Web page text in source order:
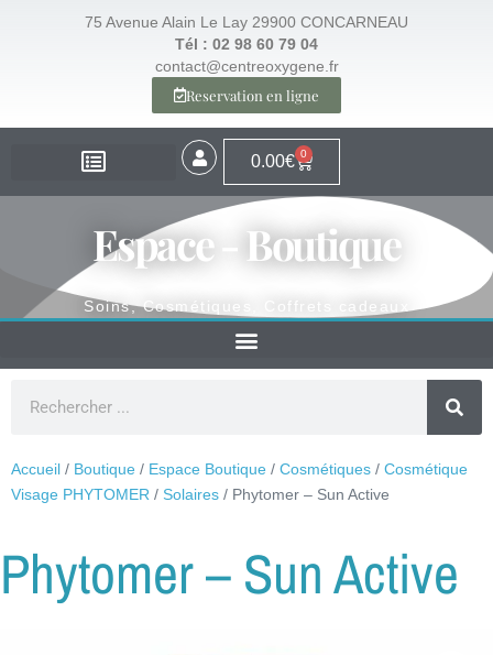
75 Avenue Alain Le Lay 29900 CONCARNEAU
Tél : 02 98 60 79 04
contact@centreoxygene.fr
Reservation en ligne
0.00€ 0
Espace - Boutique
Soins, Cosmétiques, Coffrets cadeaux
Accueil / Boutique / Espace Boutique / Cosmétiques / Cosmétique
Visage PHYTOMER / Solaires / Phytomer – Sun Active
Phytomer – Sun Active